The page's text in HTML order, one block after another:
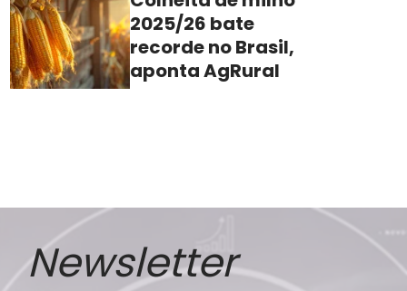
2025/26 bate
recorde no Brasil,
aponta AgRural
Newsletter